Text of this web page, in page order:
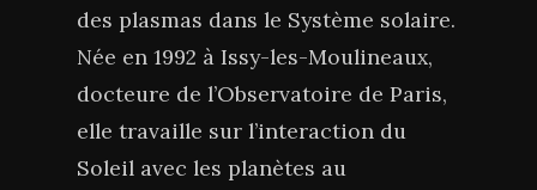
des plasmas dans le Système solaire.
Née en 1992 à Issy-les-Moulineaux,
docteure de l’Observatoire de Paris,
elle travaille sur l’interaction du
Soleil avec les planètes au